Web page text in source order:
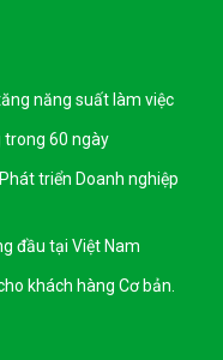
năng suất làm việc
trong 60 ngày
triển Doanh nghiệp
đầu tại Việt Nam
khách hàng Cơ bản.